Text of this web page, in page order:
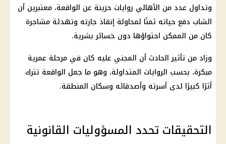
وتداول عدد من الأهالي روايات حزينة عن الواقعة، معتبرين أن
الشاب دفع حياته ثمنًا لمحاولة إنقاذ جارته وتهدئة مشاجرة
كان من الممكن احتواؤها دون خسائر بشرية.
وزاد من تأثير الحادث أن المجني عليه كان في مرحلة عمرية
مبكرة، بحسب الروايات المتداولة، وهو ما جعل الواقعة تترك
أثرًا كبيرًا لدى أسرته وأصدقائه وسكان المنطقة.
التحقيقات تحدد المسؤوليات القانونية